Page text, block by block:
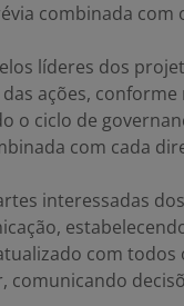
combinada com
líderes dos
ações, conforme
o ciclo de
com cada
interessadas
com todos
comunicando